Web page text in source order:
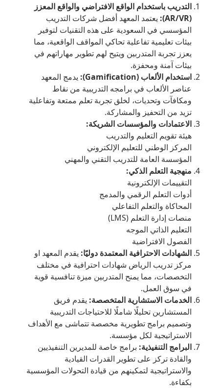
التدريب باستخدام الواقع الافتراضي والواقع المعزز
(AR/VR):
يعتمد المعهد أفضل شركات التدريب
المؤسسي في السعودية على هذه التقنيات لتوفير
بيئات تعليمية تفاعلية تحاكي المواقف الواقعية، مما
يعزز تجربة المتدربين ويتيح لهم تطوير مهاراتهم في
بيئات آمنة ومحفزة.
استخدام الألعاب (Gamification):
يدمج المعهد
عناصر الألعاب في برامجه التدريبية من نقاط
ومكافآت وتحديات، لخلق تجربة تعلم ممتعة وتفاعلية
تزيد من التحفيز والمشاركة.
الاعتمادات والمؤسسات الشريكة:
هيئة تقويم التعليم والتدريب
المركز الوطني للتعليم الإلكتروني
المؤسسة العامة للتدريب التقني والمهني
منهجية التعلم الذكي:
التقييمات الإلكترونية
أدوات التعلم الرقمي والمدمج
المحاكاة والتعلم التفاعلي
منصات إدارة التعلم (LMS)
التعليم الذاتي الموجه
الفصول الافتراضية
الشهادات الاحترافية المعتمدة دوليًا: يقدم المعهد او
مركز تدريب الرياض شهادات احترافية في مختلف
التخصصات، مما يمنح المتدربين ميزة تنافسية قوية
في سوق العمل.
الخدمات الاستشارية المتخصصة: يقدم فريق
المستشارين تحليلًا شاملًا للاحتياجات التدريبية
وتصميم برامج تطويرية مخصصة تتماشى مع الأهداف
الاستراتيجية لكل مؤسسة.
البرامج التنفيذية: برامج خاصة للمديرين التنفيذيين
والقادة تركز على تطوير القدرات القيادية
والاستراتيجية لتمكينهم من قيادة التحولات المؤسسية
بكفاءة.